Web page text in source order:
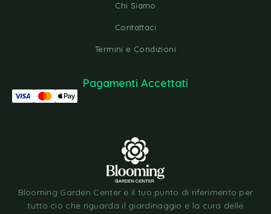
Chi Siamo
Contattaci
Termini e Condizioni
Blooming Garden Center è il tuo punto di riferimento per
tutto ciò che riguarda il giardinaggio e la cura delle
Pagamenti Accettati